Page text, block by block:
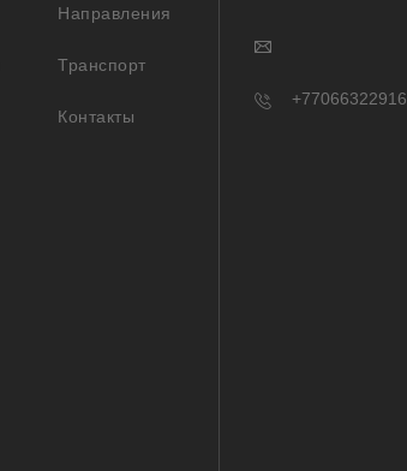
Направления
Транспорт
Контакты
+77066322916